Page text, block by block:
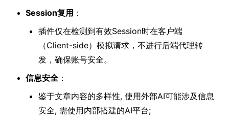
Session复用 ：
插件仅在检测到有效Session时在客户端
（Client-side）模拟请求，不进行后端代理转
发，确保账号安全。
信息安全 ：
鉴于文章内容的多样性, 使用外部AI可能涉及信息
安全, 需使用内部搭建的AI平台;